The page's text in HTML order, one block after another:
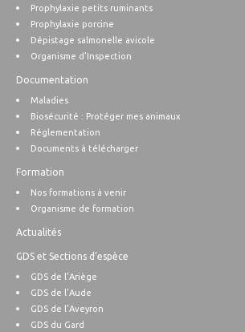
Prophylaxie petits ruminants
Prophylaxie porcine
Dépistage salmonelle avicole
Organisme d’Inspection
Documentation
Maladies
Biosécurité : Protéger mes animaux
Réglementation
Documents à télécharger
Formation
Nos formations à venir
Organisme de formation
Actualités
GDS et Sections d’espèce
GDS de l’Ariège
GDS de l’Aude
GDS de l’Aveyron
GDS du Gard